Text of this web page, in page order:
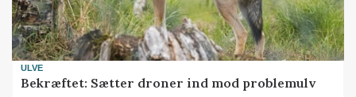
ULVE
Bekræftet: Sætter droner ind mod problemulv